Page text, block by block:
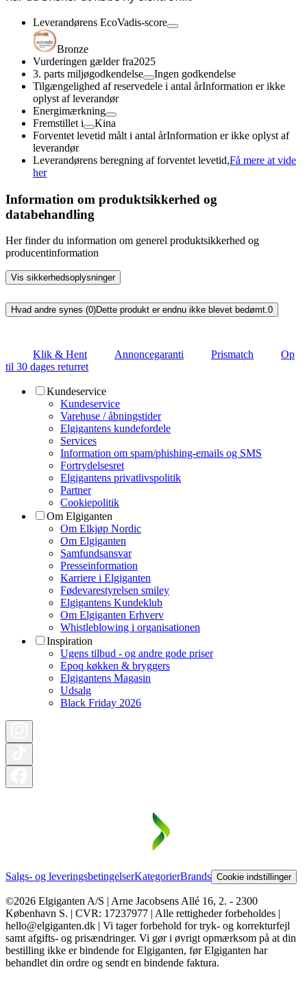
Leverandørens EcoVadis-score
Bronze
Vurderingen gælder fra2025
3. parts miljøgodkendelse
Ingen godkendelse
Tilgængelighed af reservedele i antal årInformation er ikke
oplyst af leverandør
Energimærkning
Fremstillet i
Kina
Forventet levetid målt i antal årInformation er ikke oplyst af
leverandør
Leverandørens beregning af forventet levetid,Få mere at vide
her
Information om produktsikkerhed og
databehandling
Her finder du information om generel produktsikkerhed og
producentinformation
Vis sikkerhedsoplysninger
Hvad andre synes (0)Dette produkt er endnu ikke blevet bedømt.0
Klik & Hent Annoncegaranti Prismatch
Op
til 30 dages returret
Kundeservice
Kundeservice
Varehuse / åbningstider
Elgigantens kundefordele
Services
Information om spam/phishing-emails og SMS
Fortrydelsesret
Elgigantens privatlivspolitik
Partner
Cookiepolitik
Om Elgiganten
Om Elkjøp Nordic
Om Elgiganten
Samfundsansvar
Presseinformation
Karriere i Elgiganten
Fødevarestyrelsen smiley
Elgigantens Kundeklub
Om Elgiganten Erhverv
Whistleblowing i organisationen
Inspiration
Ugens tilbud - og andre gode priser
Epoq køkken & bryggers
Elgigantens Magasin
Udsalg
Black Friday 2026
Salgs- og leveringsbetingelserKategorierBrands Cookie indstillinger
©2026 Elgiganten A/S | Arne Jacobsens Allé 16, 2. - 2300
København S. | CVR: 17237977 | Alle rettigheder forbeholdes |
hello@elgiganten.dk | Vi tager forbehold for tryk- og korrekturfejl
samt afgifts- og prisændringer. Vi gør i øvrigt opmærksom på at din
bestilling ikke er bindende for Elgiganten, før Elgiganten har
behandlet din ordre og sendt en bindende faktura.